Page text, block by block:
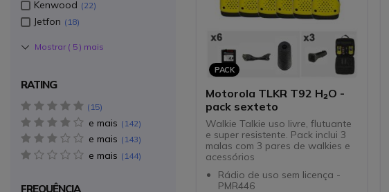
PACK
Motorola TLKR T92 H₂O -
pack sexteto
Walkie Talkie uso livre, flutuante
e super resistente. Pack inclui 3
malas com 3 pares de walkies e
acessórios
Rádio de uso sem licença -
PMR446
Kenwood 22
Jetfon 18
Mostrar ( 5 ) mais
RATING
5 star(s)
15
e mais 4 star(s)
142
e mais 3 star(s)
143
e mais 1 star(s)
144
FREQUÊNCIA